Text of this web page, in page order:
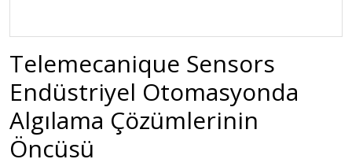
Telemecanique Sensors
Endüstriyel Otomasyonda
Algılama Çözümlerinin
Öncüsü